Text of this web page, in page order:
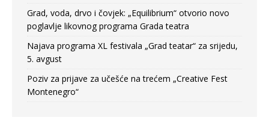
Grad, voda, drvo i čovjek: „Equilibrium“ otvorio novo
poglavlje likovnog programa Grada teatra
Najava programa XL festivala „Grad teatar“ za srijedu,
5. avgust
Poziv za prijave za učešće na trećem „Creative Fest
Montenegro“